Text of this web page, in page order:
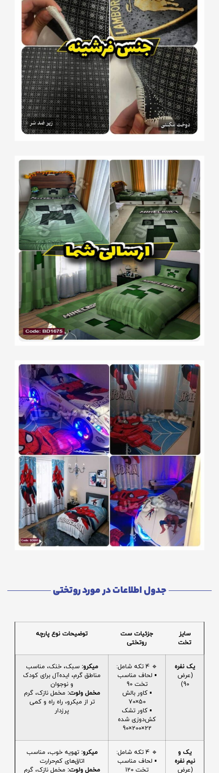
جدول اطلاعات در مورد روتختی
سایز
تخت
جزئیات ست
روتختی
توضیحات نوع پارچه
یک نفره
(عرض
90)
🔹 4 تکه شامل:
▪️ لحاف مناسب
تخت 90
▪️ کاور بالش
50×70
▪️ کاور تشک
کش‌دوزی شده
22×200×90
میکرو: سبک، خنک، مناسب
مناطق گرم، ایده‌آل برای کودک
و نوجوان
مخمل ولوت: مخمل نازک، گرم
تر از میکرو، راه راه و کمی
پرزدار
یک و
نیم نفره
(عرض
🔹 4 تکه شامل:
▪️ لحاف مناسب
تخت 120
میکرو: تهویه خوب، مناسب
اتاق‌های کم‌حرارت
مخمل ولوت: مخمل نازک، گرم